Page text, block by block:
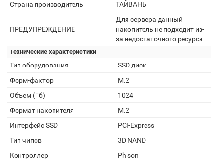
Страна производитель
ТАЙВАНЬ
ПРЕДУПРЕЖДЕНИЕ
Для сервера данный
накопитель не подходит из-
за недостаточного ресурса
Технические характеристики
Тип оборудования
SSD диск
Форм-фактор
M.2
Объем (Гб)
1024
Формат накопителя
M.2
Интерфейс SSD
PCI-Express
Тип чипов
3D NAND
Контроллер
Phison